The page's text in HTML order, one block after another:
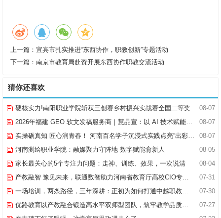
上一篇： 宜宾市扎实推进“东西协作，职教创新”专题活动
下一篇： 南京市教育局赴资开展东西协作职教交流活动
猜你还喜欢
08-07
硬核实力!南阳职业学院斩获三创赛乡村振兴实战赛全国二等奖
08-07
2026年福建 GEO 软文发稿服务商｜慧品宣：以 AI 技术赋能品牌全域传播
08-07
实操砺真知 匠心润青春！ 河南百名学子沉浸式实践点亮“出彩中原”实践路
08-05
河南测绘职业学院：融媒聚力守阵地 数字赋能育新人
08-04
家长最关心的5个专注力问题：走神、训练、效果，一次说清
07-31
产教融智 豫见未来，联通数智助力河南省教育厅高校CIO专题研究班共探AI赋能高等教育新路径
07-30
一场培训，两条路径，三年深耕：正初为如何打通中越职教合作的“最后一公里”
07-27
优路教育以产教融合锻造高水平双师型团队，筑牢教学品质基石